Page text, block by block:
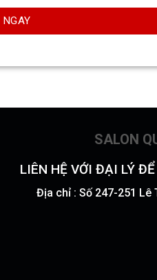
SALON
LIÊN HỆ VỚI ĐẠI LÝ
Địa chỉ : Số 247-251 Lê